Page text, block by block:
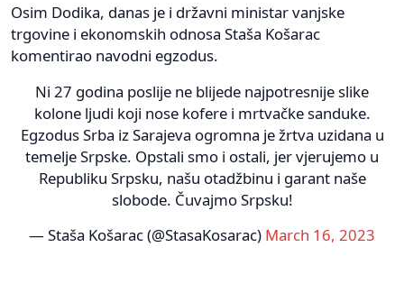
Osim Dodika, danas je i državni ministar vanjske
trgovine i ekonomskih odnosa Staša Košarac
komentirao navodni egzodus.
Ni 27 godina poslije ne blijede najpotresnije slike
kolone ljudi koji nose kofere i mrtvačke sanduke.
Egzodus Srba iz Sarajeva ogromna je žrtva uzidana u
temelje Srpske. Opstali smo i ostali, jer vjerujemo u
Republiku Srpsku, našu otadžbinu i garant naše
slobode. Čuvajmo Srpsku!
— Staša Košarac (@StasaKosarac) March 16, 2023